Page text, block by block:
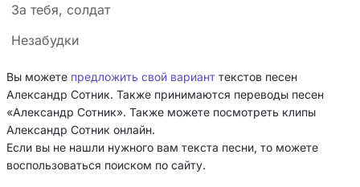
За тебя, солдат
Незабудки
Вы можете предложить свой вариант текстов песен
Александр Сотник. Также принимаются переводы песен
«Александр Сотник». Также можете посмотреть клипы
Александр Сотник онлайн.
Если вы не нашли нужного вам текста песни, то можете
воспользоваться поиском по сайту.